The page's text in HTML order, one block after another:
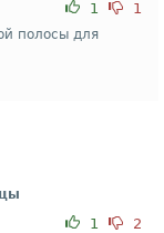
1 1
полосы для
1 2